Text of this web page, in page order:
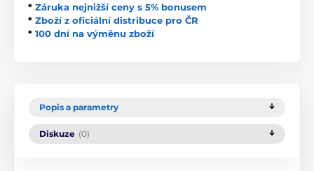
* Záruka nejnižší ceny s 5% bonusem
* Zboží z oficiální distribuce pro ČR
* 100 dní na výměnu zboží
Popis a parametry
Diskuze (0)